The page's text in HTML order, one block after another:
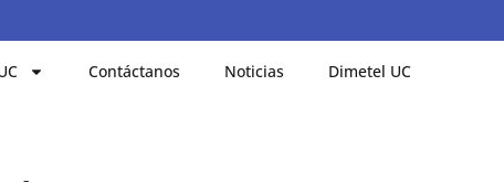
Contáctanos Noticias Dimetel UC